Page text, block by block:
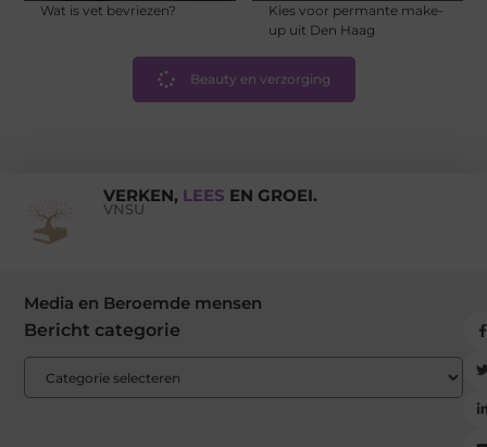
Wat is vet bevriezen?
Kies voor permante make-
up uit Den Haag
Beauty en verzorging
VERKEN, LEES EN GROEI.
VNSU
Media en Beroemde mensen
Bericht categorie